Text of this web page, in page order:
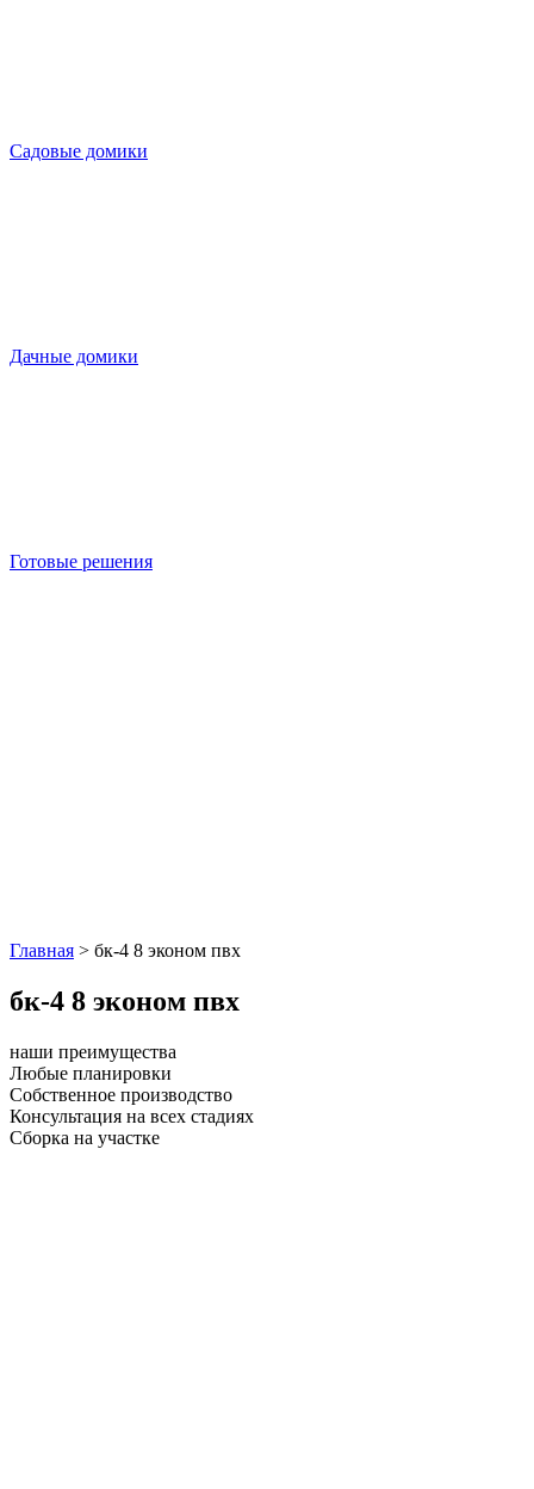
Садовые домики
Дачные домики
Готовые решения
Главная > бк-4 8 эконом пвх
бк-4 8 эконом пвх
наши преимущества
Любые планировки
Собственное производство
Консультация на всех стадиях
Сборка на участке